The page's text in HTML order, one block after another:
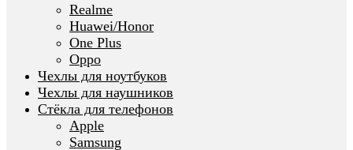
Realme
Huawei/Honor
One Plus
Oppo
Чехлы для ноутбуков
Чехлы для наушников
Стёкла для телефонов
Apple
Samsung